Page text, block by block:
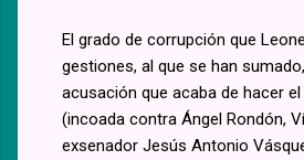
El grado de corrupción que
gestiones, al que se han
acusación que acaba de hacer
(incoada contra Ángel Rondón,
exsenador Jesús Antonio